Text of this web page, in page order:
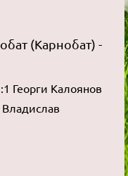
(Карнобат) -
Георги Калоянов